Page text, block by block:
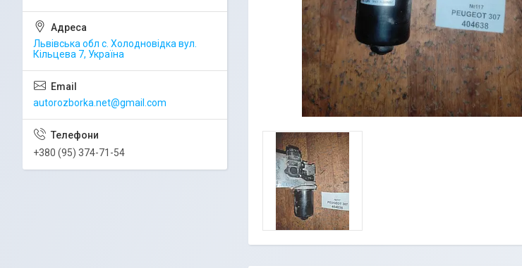
Львівська обл с. Холодновідка вул.
Кільцева 7, Україна
autorozborka.net@gmail.com
+380 (95) 374-71-54